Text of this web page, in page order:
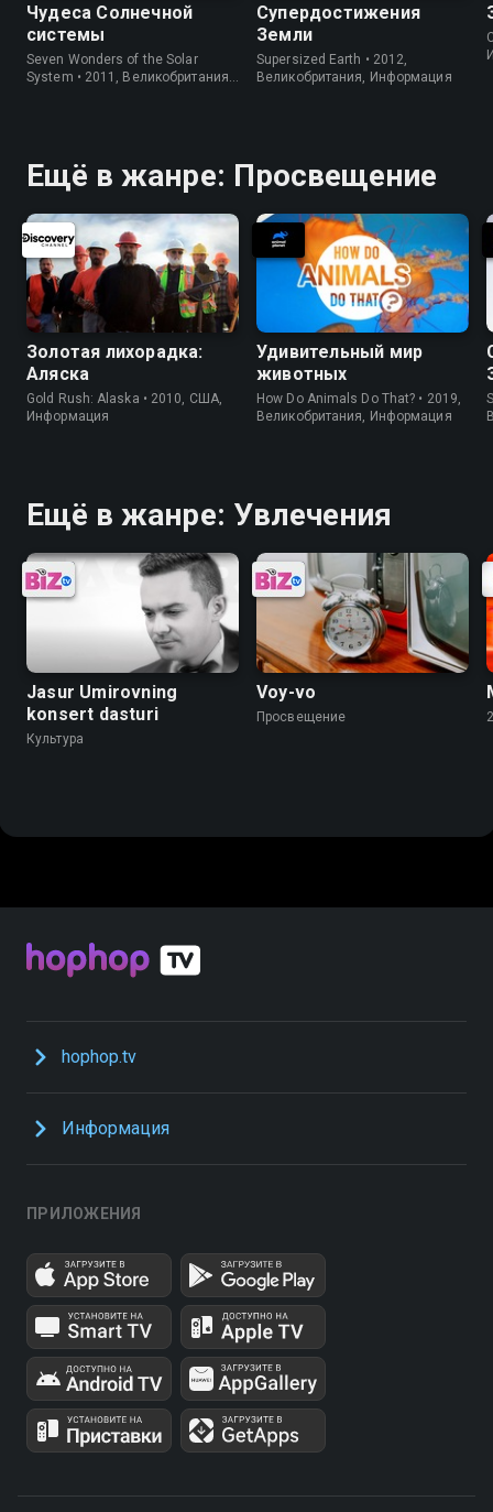
Чудеса Солнечной
системы
Seven Wonders of the Solar
System • 2011, Великобритания,
Супердостижения
Земли
Supersized Earth • 2012,
Великобритания, Информация
Ещё в жанре: Просвещение
Золотая лихорадка:
Аляска
Gold Rush: Alaska • 2010, США,
Информация
Удивительный мир
животных
How Do Animals Do That? • 2019,
Великобритания, Информация
Ещё в жанре: Увлечения
Jasur Umirovning
konsert dasturi
Культура
Voy-vo
Просвещение
hophop.tv
Информация
ПРИЛОЖЕНИЯ